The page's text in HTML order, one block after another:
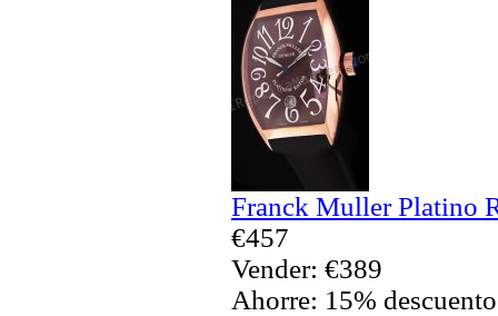
Franck Muller Platino
€457
Vender: €389
Ahorre: 15% descuento